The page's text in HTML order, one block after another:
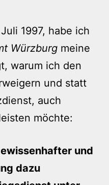
1997, habe ich
Würzburg meine
warum ich den
und statt
auch
möchte:
und
dazu